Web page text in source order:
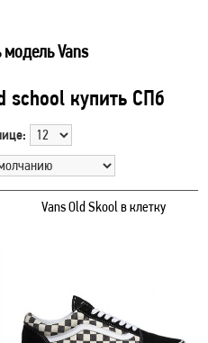
модель Vans
school купить СПб
Vans Old Skool в клетку